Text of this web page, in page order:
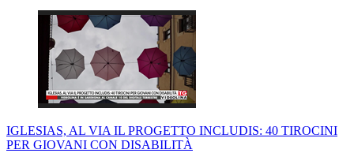
IGLESIAS, AL VIA IL PROGETTO INCLUDIS: 40 TIROCINI
PER GIOVANI CON DISABILITÀ